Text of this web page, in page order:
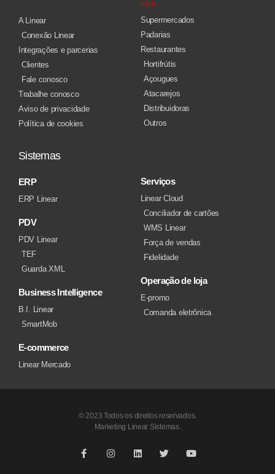
A Linear
Conexão Linear
Integrações e parcerias
Clientes
Fale conosco
Trabalhe conosco
Aviso de privacidade
Política de cookies
para
Supermercados
Padarias
Restaurantes
Hortifrútis
Açougues
Atacarejos
Distribuidoras
Outros
Sistemas
ERP
ERP Linear
PDV
PDV Linear
TEF
Guarda XML
Business Intelligence
B.I. Linear
SmartMob
E-commerce
Linear Mercado
Serviços
Linear Cloud
Conciliador de cartões
WMS Linear
Força de vendas
Fidelidade
Operação de loja
E-promo
Comanda eletrônica
© 2023 Todos os direitos reservados.
Marketing Linear Sistemas.